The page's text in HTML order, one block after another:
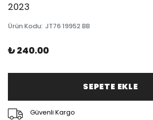
2023
Ürün Kodu: JT76 19952 BB
₺ 240.00
SEPETE EKLE
Güvenli Kargo